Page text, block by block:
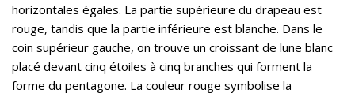
horizontales égales. La partie supérieure du drapeau est
rouge, tandis que la partie inférieure est blanche. Dans le
coin supérieur gauche, on trouve un croissant de lune blanc
placé devant cinq étoiles à cinq branches qui forment la
forme du pentagone. La couleur rouge symbolise la